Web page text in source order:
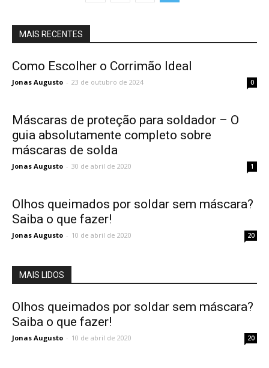
MAIS RECENTES
Como Escolher o Corrimão Ideal
Jonas Augusto - 23 de outubro de 2024 0
Máscaras de proteção para soldador – O
guia absolutamente completo sobre
máscaras de solda
Jonas Augusto - 30 de abril de 2020 1
Olhos queimados por soldar sem máscara?
Saiba o que fazer!
Jonas Augusto - 10 de abril de 2020 20
MAIS LIDOS
Olhos queimados por soldar sem máscara?
Saiba o que fazer!
Jonas Augusto - 10 de abril de 2020 20